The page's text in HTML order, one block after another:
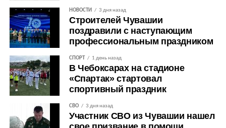
НОВОСТИ 3 дня назад
Строителей Чувашии
поздравили с наступающим
профессиональным праздником
СПОРТ 1 день назад
В Чебоксарах на стадионе
«Спартак» стартовал
спортивный праздник
СВО 3 дня назад
Участник СВО из Чувашии нашел